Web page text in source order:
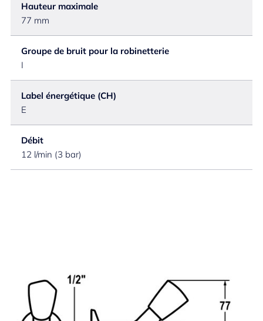
Hauteur maximale
77 mm
Groupe de bruit pour la robinetterie
I
Label énergétique (CH)
E
Débit
12 l/min (3 bar)